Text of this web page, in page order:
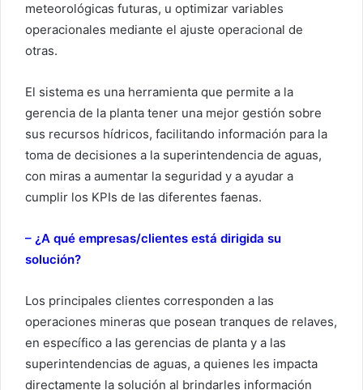
meteorológicas futuras, u optimizar variables
operacionales mediante el ajuste operacional de
otras.
El sistema es una herramienta que permite a la
gerencia de la planta tener una mejor gestión sobre
sus recursos hídricos, facilitando información para la
toma de decisiones a la superintendencia de aguas,
con miras a aumentar la seguridad y a ayudar a
cumplir los KPIs de las diferentes faenas.
– ¿A qué empresas/clientes está dirigida su
solución?
Los principales clientes corresponden a las
operaciones mineras que posean tranques de relaves,
en específico a las gerencias de planta y a las
superintendencias de aguas, a quienes les impacta
directamente la solución al brindarles información